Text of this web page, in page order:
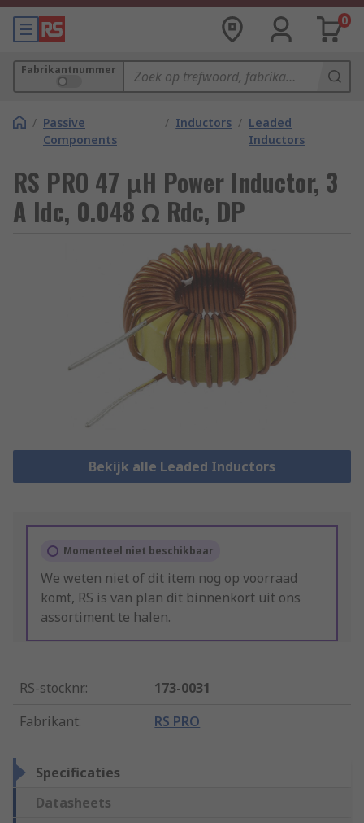
0
Fabrikantnummer
/ Passive
Components
/ Inductors / Leaded
Inductors
RS PRO 47 μH Power Inductor, 3
A Idc, 0.048 Ω Rdc, DP
Bekijk alle Leaded Inductors
Momenteel niet beschikbaar
We weten niet of dit item nog op voorraad
komt, RS is van plan dit binnenkort uit ons
assortiment te halen.
RS-stocknr.:
173-0031
Fabrikant: RS PRO
Specificaties
Datasheets